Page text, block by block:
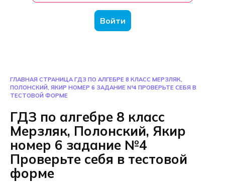
Войти
ГЛАВНАЯ СТРАНИЦА ГДЗ ПО АЛГЕБРЕ 8 КЛАСС МЕРЗЛЯК,
ПОЛОНСКИЙ, ЯКИР НОМЕР 6 ЗАДАНИЕ №4 ПРОВЕРЬТЕ СЕБЯ В
ТЕСТОВОЙ ФОРМЕ
ГДЗ по алгебре 8 класс
Мерзляк, Полонский, Якир
номер 6 задание №4
Проверьте себя в тестовой
форме